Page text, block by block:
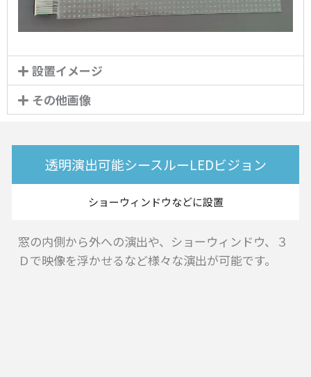
設置イメージ
その他画像
透明演出可能シースルーLEDビジョン
ショーウィンドウなどに設置
窓の内側から外への演出や、ショーウィンドウ、３
Ｄで映像を浮かせるなど様々な演出が可能です。